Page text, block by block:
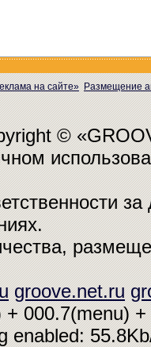
на сайте» Размещение
©
groove.net.ru
000.7(menu)
enabled: